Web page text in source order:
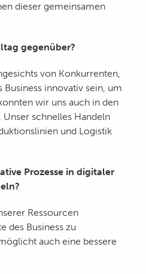
dieser gemeinsamen
gegenüber?
von Konkurrenten,
innovativ sein, um
wir uns auch in den
schnelles Handeln
und Logistik
Prozesse in digitaler
Ressourcen
des Business zu
auch eine bessere